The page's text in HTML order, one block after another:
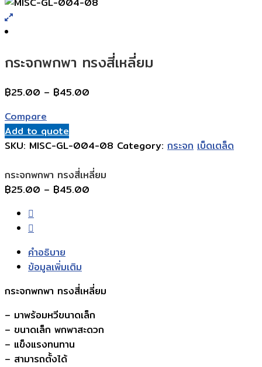
กระจกพกพา ทรงสี่เหลี่ยม
฿25.00 – ฿45.00
฿45.00
Compare
Add to quote
SKU: MISC-GL-004-08 Category: กระจก เบ็ดเตล็ด
กระจกพกพา ทรงสี่เหลี่ยม
฿25.00 – ฿45.00
คำอธิบาย
ข้อมูลเพิ่มเติม
กระจกพกพา ทรงสี่เหลี่ยม
– มาพร้อมหวีขนาดเล็ก
– ขนาดเล็ก พกพาสะดวก
– แข็งแรงทนทาน
– สามารถตั้งได้